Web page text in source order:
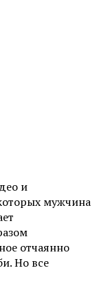
и
мужчина
отчаянно
Но все